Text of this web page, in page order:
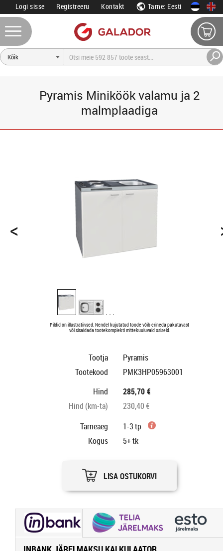
Logi sisse Registreeru Kontakt Tarne: Eesti
Pyramis Miniköök valamu ja 2
malmplaadiga
<
Pildid on illustratiivsed. Nendel kujutatud toode võib erineda pakutavast
või sisaldada tootekomplekti mittekuuluvaid osiseid.
Tootja
Pyramis
Tootekood
PMK3HP05963001
Hind
285,70 €
Hind (km-ta)
230,40 €
Tarneaeg
1-3 tp
Kogus
5+tk
LISA OSTUKORVI